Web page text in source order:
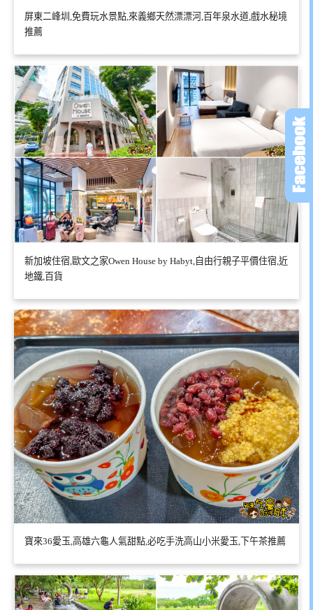
屏東二峰圳,免費玩水景點,來義鄉天然漂漂河,百年泉水道,戲水秘境
推薦
新加坡住宿,歐文之家Owen House by Habyt,自由行親子平價住宿,近
地鐵,百貨
寶來36愛玉,高雄六龜人氣甜點,必吃手洗高山小米愛玉,下午茶推薦